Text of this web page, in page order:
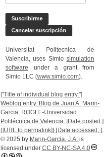
Universitat Politecnica de
Valencia, uses Simiosimulation
software under a grant from
Simio LLC (www.simio.com).
["Title of individual blog entry."]
Weblog entry. Blog de Juan A. Marin-
Garcia. ROGLE-Universidad
Politécnica de Valencia. [Date posted.]
([URL to permalink]) [Date accessed; ].
© 2025 by Marin-Garcia, J.A. is
licensed under CC BY-NC-SA 4.0